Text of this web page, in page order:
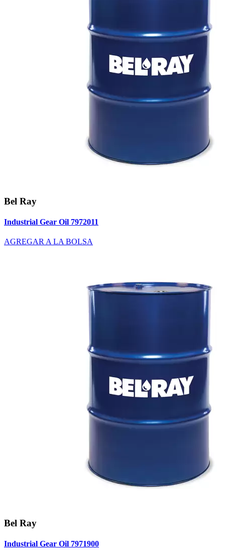
Bel Ray
Industrial Gear Oil 7972011
AGREGAR A LA BOLSA
Bel Ray
Industrial Gear Oil 7971900